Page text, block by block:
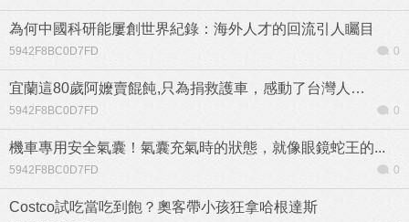
為何中國科研能屢創世界紀錄：海外人才的回流引人矚目
5942F8BC0D7FD 0
宜蘭這80歲阿嬤賣餛飩,只為捐救護車，感動了台灣人…
5942F8BC0D7FD 0
機車專用安全氣囊！氣囊充氣時的狀態，就像眼鏡蛇王的...
5942F8BC0D7FD 0
Costco試吃當吃到飽？奧客帶小孩狂拿哈根達斯